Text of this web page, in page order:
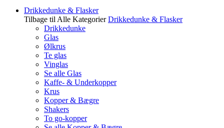
Drikkedunke & Flasker
Tilbage til Alle Kategorier Drikkedunke & Flasker
Drikkedunke
Glas
Ølkrus
Te glas
Vinglas
Se alle Glas
Kaffe- & Underkopper
Krus
Kopper & Bægre
Shakers
To go-kopper